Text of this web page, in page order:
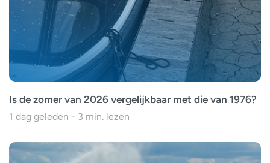
Is de zomer van 2026 vergelijkbaar met die van 1976?
1 dag geleden - 3 min. lezen